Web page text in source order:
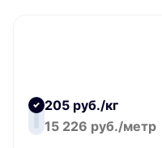
205 руб./кг
15 226 руб./метр